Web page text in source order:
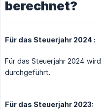
berechnet?
Für das Steuerjahr 2024 :
Für das Steuerjahr 2024
durchgeführt.
Für das Steuerjahr 2023: